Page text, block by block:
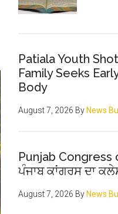
Patiala Youth
Family Seeks
Body
August 7, 2026 By News
Punjab Congress
ਪੰਜਾਬ ਕਾਂਗਰਸ ਦਾ
August 7, 2026 By News